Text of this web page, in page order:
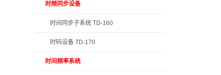
时频同步设备
时间同步子系统 TD-160
时码设备 TD-170
时间频率系统